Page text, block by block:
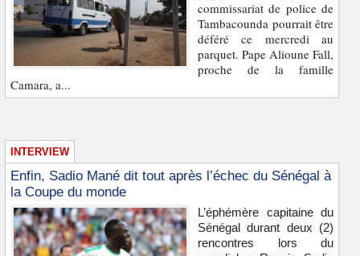
commissariat de police de
Tambacounda pourrait être
déféré ce mercredi au
parquet. Pape Alioune Fall,
proche de la famille
Camara, a...
INTERVIEW
Enfin, Sadio Mané dit tout après l’échec du Sénégal à
la Coupe du monde
L’éphémère capitaine du
Sénégal durant deux (2)
rencontres lors du